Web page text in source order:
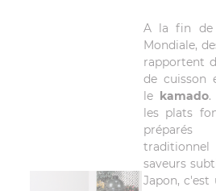
A la fin de
Mondiale,
rapportent
de cuisson
le kamado.
les plats
saveurs
Japon, c'est